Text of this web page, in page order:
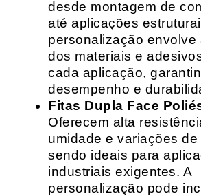
desde montagem de
até aplicações
personalização envolve
dos materiais e
cada aplicação,
desempenho e
Fitas Dupla Face
Oferecem alta
umidade e variações de
sendo ideais para
industriais exigentes. A
personalização pode